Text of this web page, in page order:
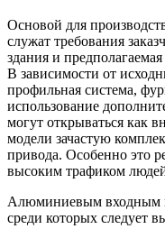
Основой для
служат требования
здания и
В зависимости от
профильная система,
использование
могут открываться как
модели зачастую
привода. Особенно это
высоким трафиком
Алюминиевым входным
среди которых следует